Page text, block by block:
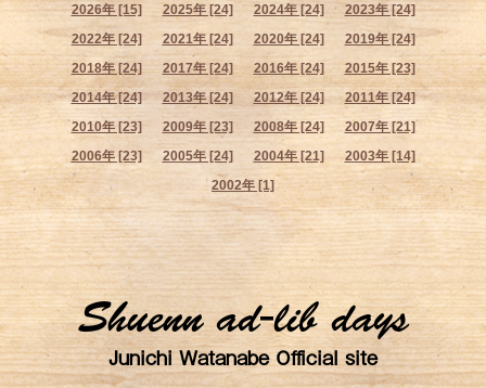
2026年 [15] 2025年 [24] 2024年 [24]
2023年 [24]
2022年 [24]
2021年 [24] 2020年 [24]
2019年 [24]
2018年 [24]
2017年 [24] 2016年 [24]
2015年 [23]
2014年 [24]
2013年 [24] 2012年 [24]
2011年 [24]
2010年 [23]
2009年 [23] 2008年 [24]
2007年 [21]
2006年 [23]
2005年 [24] 2004年 [21]
2003年 [14]
2002年 [1]
Shuenn ad-lib days
Junichi Watanabe Official site